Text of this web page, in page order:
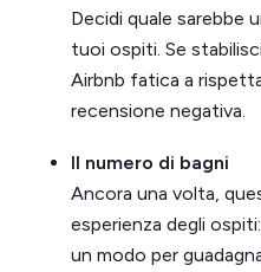
Decidi quale sarebbe
tuoi ospiti. Se
Airbnb fatica a
recensione negativa.
Il numero di bagni
Ancora una volta,
esperienza degli
un modo per